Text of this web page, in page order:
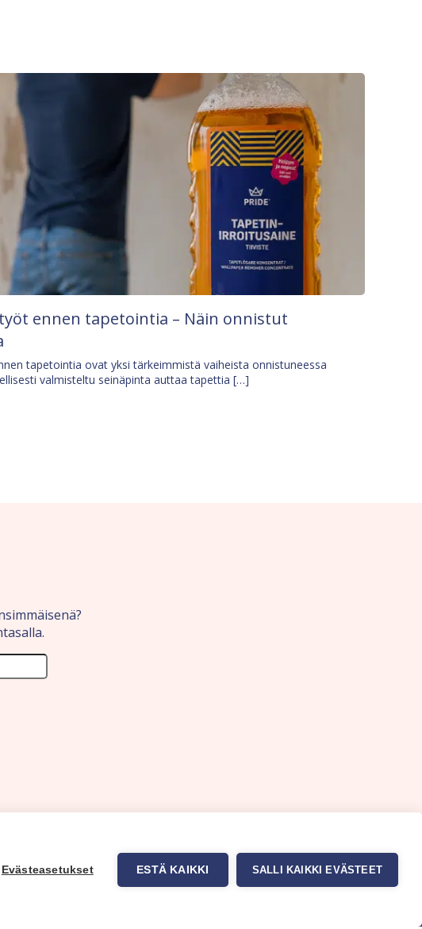
Evästeasetukset ESTÄ KAIKKI SALLI KAIKKI EVÄSTEET
ennen tapetointia – Näin onnistut
tapetointia ovat yksi tärkeimmistä vaiheista onnistuneessa
valmisteltu seinäpinta auttaa tapettia […]